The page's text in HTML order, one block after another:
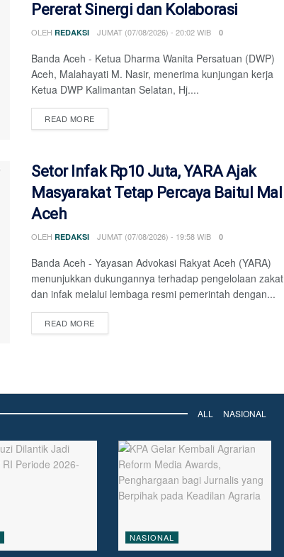
Pererat Sinergi dan Kolaborasi
OLEH REDAKSI JUMAT (07/08/2026) - 20:02 WIB 0
Banda Aceh - Ketua Dharma Wanita Persatuan (DWP)
Aceh, Malahayati M. Nasir, menerima kunjungan kerja
Ketua DWP Kalimantan Selatan, Hj....
READ MOREDETAILS
Setor Infak Rp10 Juta, YARA Ajak
Masyarakat Tetap Percaya Baitul Mal
Aceh
OLEH REDAKSI JUMAT (07/08/2026) - 19:58 WIB 0
Banda Aceh - Yayasan Advokasi Rakyat Aceh (YARA)
menunjukkan dukungannya terhadap pengelolaan zakat
dan infak melalui lembaga resmi pemerintah dengan...
READ MOREDETAILS
ALL NASIONAL
NASIONAL